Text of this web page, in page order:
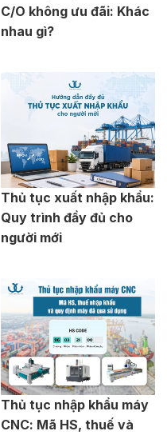
C/O không ưu đãi: Khác
nhau gì?
Thủ tục xuất nhập khẩu:
Quy trình đầy đủ cho
người mới
Thủ tục nhập khẩu máy
CNC: Mã HS, thuế và